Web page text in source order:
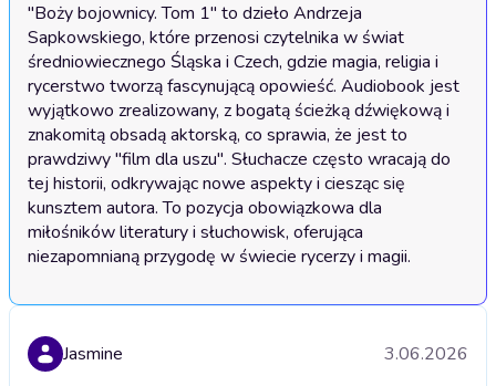
"Boży bojownicy. Tom 1" to dzieło Andrzeja
Sapkowskiego, które przenosi czytelnika w świat
średniowiecznego Śląska i Czech, gdzie magia, religia i
rycerstwo tworzą fascynującą opowieść. Audiobook jest
wyjątkowo zrealizowany, z bogatą ścieżką dźwiękową i
znakomitą obsadą aktorską, co sprawia, że jest to
prawdziwy "film dla uszu". Słuchacze często wracają do
tej historii, odkrywając nowe aspekty i ciesząc się
kunsztem autora. To pozycja obowiązkowa dla
miłośników literatury i słuchowisk, oferująca
Jasmine 3.06.2026